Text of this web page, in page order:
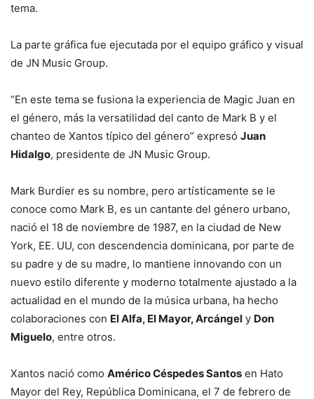
tema.
La parte gráfica fue ejecutada por el equipo gráfico y visual
de JN Music Group.
“En este tema se fusiona la experiencia de Magic Juan en
el género, más la versatilidad del canto de Mark B y el
chanteo de Xantos típico del género” expresó Juan
Hidalgo, presidente de JN Music Group.
Mark Burdier es su nombre, pero artísticamente se le
conoce como Mark B, es un cantante del género urbano,
nació el 18 de noviembre de 1987, en la ciudad de New
York, EE. UU, con descendencia dominicana, por parte de
su padre y de su madre, lo mantiene innovando con un
nuevo estilo diferente y moderno totalmente ajustado a la
actualidad en el mundo de la música urbana, ha hecho
colaboraciones con El Alfa, El Mayor, Arcángel y Don
Miguelo, entre otros.
Xantos nació como Américo Céspedes Santos en Hato
Mayor del Rey, República Dominicana, el 7 de febrero de